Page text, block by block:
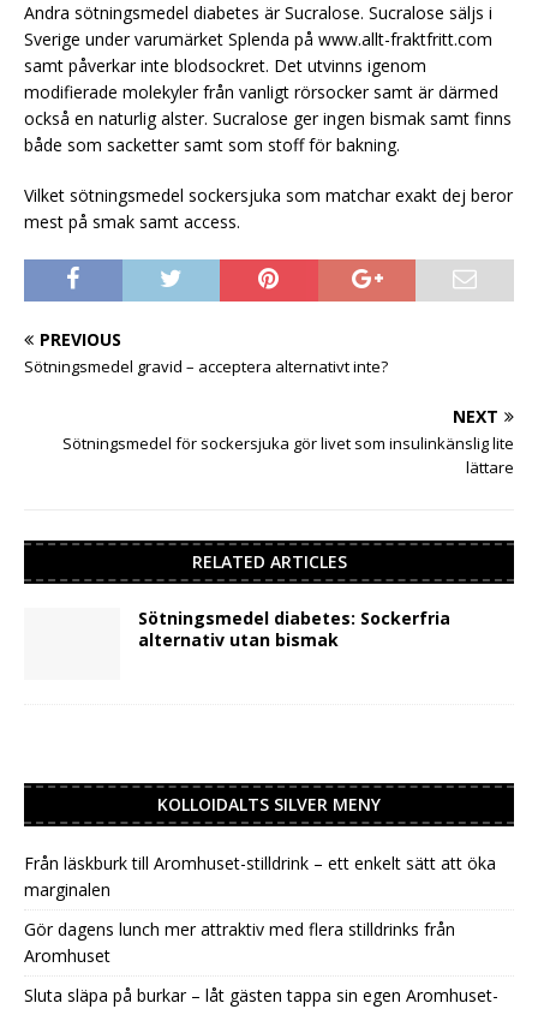
Andra sötningsmedel diabetes är Sucralose. Sucralose säljs i
Sverige under varumärket Splenda på www.allt-fraktfritt.com
samt påverkar inte blodsockret. Det utvinns igenom
modifierade molekyler från vanligt rörsocker samt är därmed
också en naturlig alster. Sucralose ger ingen bismak samt finns
både som sacketter samt som stoff för bakning.
Vilket sötningsmedel sockersjuka som matchar exakt dej beror
mest på smak samt access.
PREVIOUS
Sötningsmedel gravid – acceptera alternativt inte?
NEXT
Sötningsmedel för sockersjuka gör livet som insulinkänslig lite
lättare
RELATED ARTICLES
Sötningsmedel diabetes: Sockerfria
alternativ utan bismak
KOLLOIDALTS SILVER MENY
Från läskburk till Aromhuset-stilldrink – ett enkelt sätt att öka
marginalen
Gör dagens lunch mer attraktiv med flera stilldrinks från
Aromhuset
Sluta släpa på burkar – låt gästen tappa sin egen Aromhuset-